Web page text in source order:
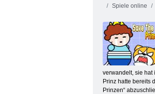
Spiele online
verwandelt, sie hat
Prinz hatte bereits
Prinzen“